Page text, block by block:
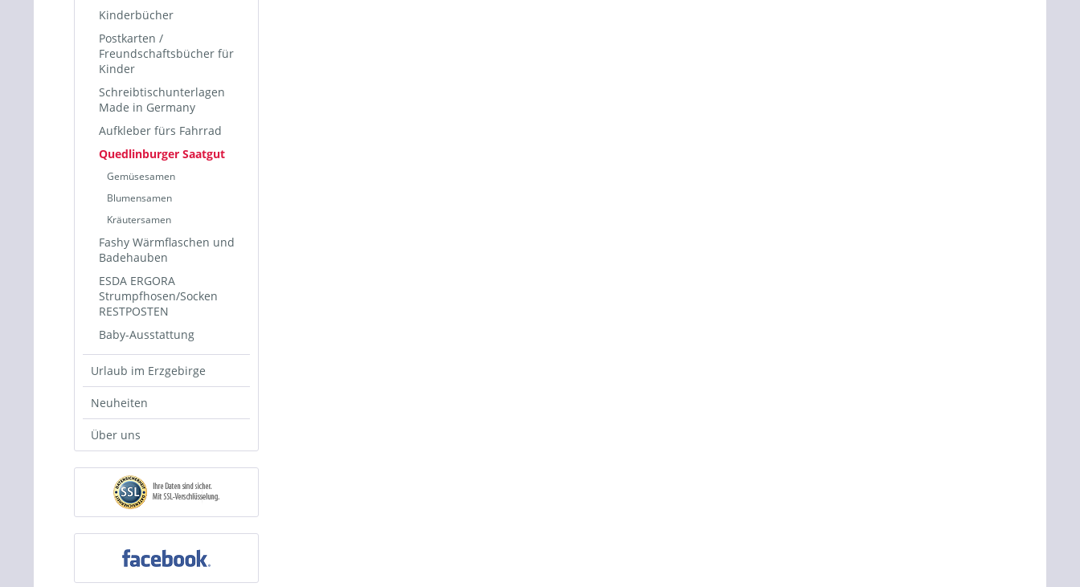
Kinderbücher
Postkarten /
Freundschaftsbücher für
Kinder
Schreibtischunterlagen
Made in Germany
Aufkleber fürs Fahrrad
Quedlinburger Saatgut
Gemüsesamen
Blumensamen
Kräutersamen
Fashy Wärmflaschen und
Badehauben
ESDA ERGORA
Strumpfhosen/Socken
RESTPOSTEN
Baby-Ausstattung
Urlaub im Erzgebirge
Neuheiten
Über uns